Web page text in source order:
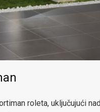
roleta, uključujući